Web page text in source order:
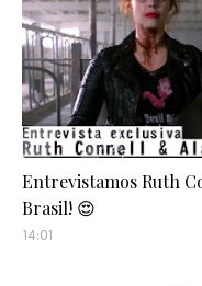
Entrevistamos Ruth
Brasil! 😍
14:01